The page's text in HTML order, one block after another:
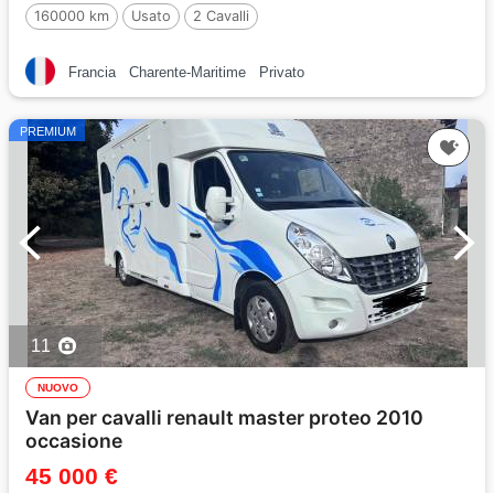
160000 km
Usato 2 Cavalli
Francia Charente-Maritime Privato
PREMIUM
11
NUOVO
Van per cavalli renault master proteo 2010
occasione
45 000 €